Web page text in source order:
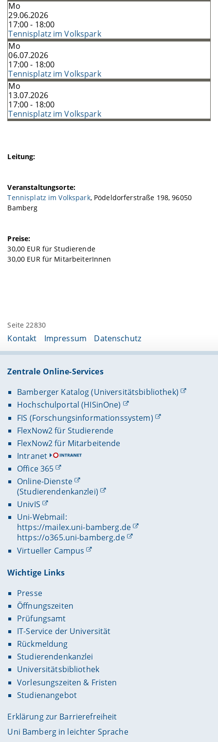
Mo
29.06.2026
17:00 - 18:00
Tennisplatz im Volkspark
Mo
06.07.2026
17:00 - 18:00
Tennisplatz im Volkspark
Mo
13.07.2026
17:00 - 18:00
Tennisplatz im Volkspark
Leitung:
Veranstaltungsorte:
Tennisplatz im Volkspark, Pödeldorferstraße 198, 96050
Bamberg
Preise:
30,00 EUR für Studierende
30,00 EUR für MitarbeiterInnen
Seite 22830
Kontakt Impressum Datenschutz
Zentrale Online-Services
Bamberger Katalog (Universitätsbibliothek)
Hochschulportal (HISinOne)
FIS (Forschungsinformationssystem)
FlexNow2 für Studierende
FlexNow2 für Mitarbeitende
Intranet
Office 365
Online-Dienste
(Studierendenkanzlei)
UnivIS
Uni-Webmail:
https://mailex.uni-bamberg.de
https://o365.uni-bamberg.de
Virtueller Campus
Wichtige Links
Presse
Öffnungszeiten
Prüfungsamt
IT-Service der Universität
Rückmeldung
Studierendenkanzlei
Universitätsbibliothek
Vorlesungszeiten & Fristen
Studienangebot
Erklärung zur Barrierefreiheit
Uni Bamberg in leichter Sprache